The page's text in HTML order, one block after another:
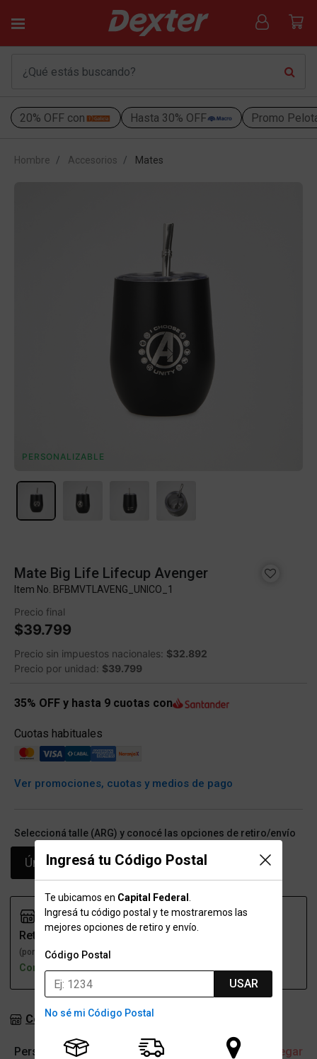
20% OFF con Hasta 30% OFF Promo
Ingresá tu Código Postal
Te ubicamos en Capital Federal
Ingresá tu código postal y te mostraremos las
mejores opciones de retiro y envío.
Código Postal
USAR
No sé mi Código Postal
Hombre Accesorios Mates
PERSONALIZABLE
Mate Big Life Lifecup Avenger
Item No. BFBMVTLAVENG_UNICO_1
Precio final
$39.799
Precio sin impuestos nacionales: $32.892
Precio por unidad: $39.799
35% OFF y hasta 9 cuotas con
Cuotas habituales
Ver promociones, cuotas y medios de pago
Seleccioná talle (ARG) y conocé las opciones de retiro/envío
Único
Retiro
(por una sucursal)
Con stock
Envío
Con stock
Consultar stock en sucursales
Personalización + Agregar